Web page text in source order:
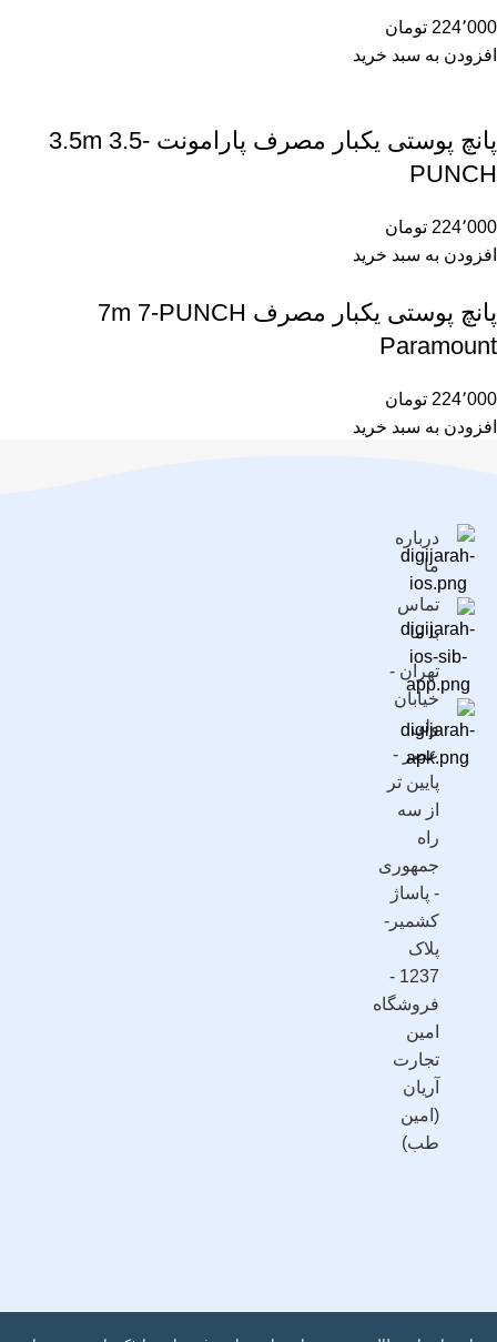
224٬000 تومان
افزودن به سبد خرید
پانچ پوستی یکبار مصرف پارامونت 3.5m 3.5-
PUNCH
224٬000 تومان
افزودن به سبد خرید
پانچ پوستی یکبار مصرف 7m 7-PUNCH
Paramount
224٬000 تومان
افزودن به سبد خرید
درباره
ما
تماس
با ما
تهران -
خیابان
ولی
عصر -
پایین تر
از سه
راه
جمهوری
- پاساژ
کشمیر-
پلاک
1237 -
فروشگاه
امین
تجارت
آریان
(امین
طب)